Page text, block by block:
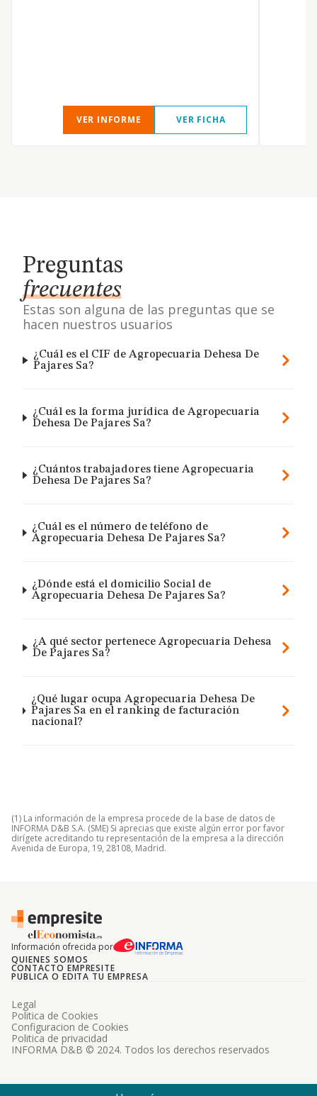
VER INFORME VER FICHA
Preguntas
frecuentes
Estas son alguna de las preguntas que se
hacen nuestros usuarios
¿Cuál es el CIF de Agropecuaria Dehesa De
Pajares Sa?
¿Cuál es la forma jurídica de Agropecuaria
Dehesa De Pajares Sa?
¿Cuántos trabajadores tiene Agropecuaria
Dehesa De Pajares Sa?
¿Cuál es el número de teléfono de
Agropecuaria Dehesa De Pajares Sa?
¿Dónde está el domicilio Social de
Agropecuaria Dehesa De Pajares Sa?
¿A qué sector pertenece Agropecuaria Dehesa
De Pajares Sa?
¿Qué lugar ocupa Agropecuaria Dehesa De
Pajares Sa en el ranking de facturación
nacional?
(1) La información de la empresa procede de la base de datos de
INFORMA D&B S.A. (SME) Si aprecias que existe algún error por favor
dirígete acreditando tu representación de la empresa a la dirección
Avenida de Europa, 19, 28108, Madrid.
Información ofrecida por
QUIENES SOMOS
CONTACTO EMPRESITE
PUBLICA O EDITA TU EMPRESA
INFORMA D&B © 2024. Todos los derechos reservados
Legal
Politica de Cookies
Configuracion de Cookies
Politica de privacidad